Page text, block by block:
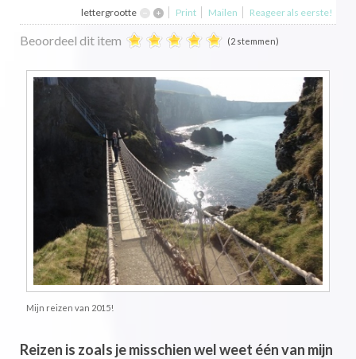
lettergrootte Print Mailen Reageer als eerste!
Beoordeel dit item (2 stemmen)
Mijn reizen van 2015!
Reizen is zoals je misschien wel weet één van mijn